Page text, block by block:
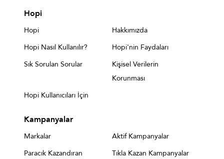
Hopi
Hopi
Hakkımızda
Hopi Nasıl Kullanılır?
Hopi'nin Faydaları
Sık Sorulan Sorular
Kişisel Verilerin
Korunması
Hopi Kullanıcıları İçin
Kampanyalar
Markalar
Aktif Kampanyalar
Paracık Kazandıran
Tıkla Kazan Kampanyalar